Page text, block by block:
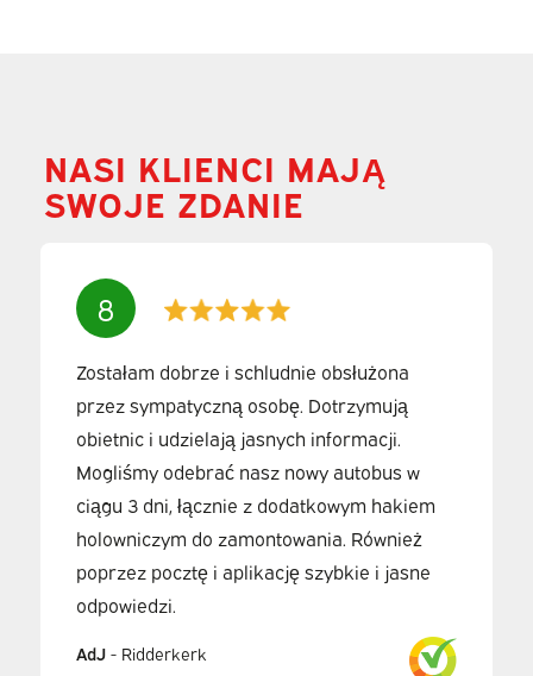
NASI KLIENCI MAJĄ
SWOJE ZDANIE
8
Zostałam dobrze i schludnie obsłużona
przez sympatyczną osobę. Dotrzymują
obietnic i udzielają jasnych informacji.
Mogliśmy odebrać nasz nowy autobus w
ciągu 3 dni, łącznie z dodatkowym hakiem
holowniczym do zamontowania. Również
poprzez pocztę i aplikację szybkie i jasne
odpowiedzi.
AdJ- Ridderkerk